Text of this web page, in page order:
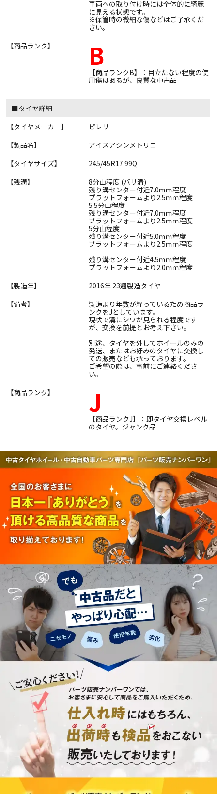
車両への取り付け時には全体的に綺麗
に見える状態です。
※保管時の微細な傷などはご了承くだ
さい。
【商品ランク】
B
【商品ランクB】：目立たない程度の使
用傷はあるが、良質な中古品
■タイヤ詳細
【タイヤメーカー】
ピレリ
【製品名】
アイスアシンメトリコ
【タイヤサイズ】
245/45R17 99Q
【残溝】
8分山程度 (バリ溝)
残り溝センター付近7.0ｍｍ程度
プラットフォームより2.5ｍｍ程度
5.5分山程度
残り溝センター付近7.0ｍｍ程度
プラットフォームより2.5ｍｍ程度
5分山程度
残り溝センター付近5.0ｍｍ程度
プラットフォームより2.5ｍｍ程度
残り溝センター付近4.5ｍｍ程度
プラットフォームより2.0ｍｍ程度
【製造年】
2016年 23週製造タイヤ
【備考】
製造より年数が経っているため商品ラ
ンクをJとしています。
現状で溝にシワが見られる程度です
が、交換を前提とお考え下さい。
別途、タイヤを外してホイールのみの
発送、またはお好みのタイヤに交換し
ての販売なども承っております。
ご希望の際は、事前にご連絡くださ
い。
【商品ランク】
J
【商品ランクJ】：即タイヤ交換レベル
のタイヤ。ジャンク品